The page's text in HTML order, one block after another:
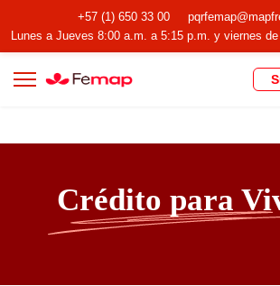
+57 (1) 650 33 00
Lunes a Jueves 8:00 a.m. a 5:15 p.m. y viernes
Crédito para